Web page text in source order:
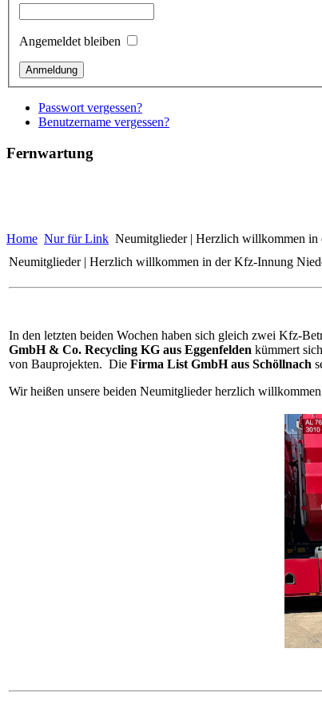
Angemeldet bleiben
Passwort vergessen?
Benutzername vergessen?
Fernwartung
Home Nur für Link Neumitglieder | Herzlich willkommen
Neumitglieder | Herzlich willkommen in der Kfz-Innung
In den letzten beiden Wochen haben sich gleich zwei Kfz-
GmbH & Co. Recycling KG aus Eggenfelden kümmert
von Bauprojekten. Die Firma List GmbH aus Schöllnach
Wir heißen unsere beiden Neumitglieder herzlich